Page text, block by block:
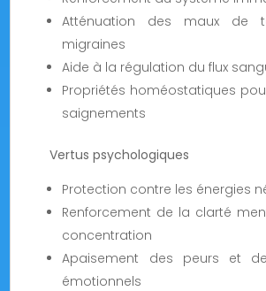
Atténuation des maux de
migraines
Aide à la régulation du flux
Propriétés homéostatiques
saignements
Vertus psychologiques
Protection contre les énergies
Renforcement de la clarté
concentration
Apaisement des peurs et
émotionnels